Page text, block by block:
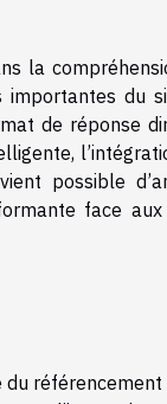
la
du
de réponse
possible
face